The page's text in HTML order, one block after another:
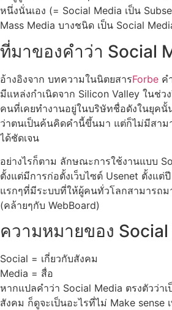
หนึ่งนั่นเอง (= Social Media เป็น
Mass Media บางชนิด เป็น Social
ที่มาของคำว่า Social
อ้างอิงจาก บทความในนิตยสารForbe ค
มีแหล่งกำเนิดจาก Silicon Valley ในช่ว
คนที่เคยทำงานอยู่ในบริษัทชื่อดังในยุคนั้
ว่าตนเป็นค้นคิดคำนี้ขึ้นมา แต่ก็ไม่มีสา
ได้ชัดเจน
อย่างไรก็ตาม ลักษณะการใช้งานแบบ
ตั้งแต่มีการก่อตั้งเว็บไซต์ Usenet ตั้งแต่
แรกๆที่มีระบบที่ให้ผู้คนทั่วโลกสามารถม
(คล้ายๆกับ WebBoard)
ความหมายของ Social
Social = เกี่ยวกับสังคม
Media = สื่อ
หากแปลคำว่า Social Media ตรงตัวว่า
สังคม ก็ดูจะเป็นอะไรที่ไม่ Make sense